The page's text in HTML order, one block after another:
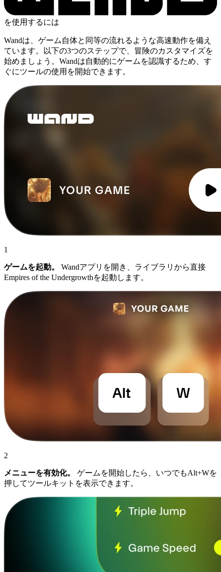
を使用するには
Wandは、ゲーム自体と同等の流れるような高速動作を備え
ています。以下の3つのステップで、冒険のカスタマイズを
始めましょう。Wandは自動的にゲームを認識するため、す
ぐにツールの使用を開始できます。
1
ゲームを起動。
Wandアプリを開き、ライブラリから直接
Empires of the Undergrowthを起動します。
2
メニューを有効化。
ゲームを開始したら、いつでもAlt+Wを
押してツールキットを表示できます。